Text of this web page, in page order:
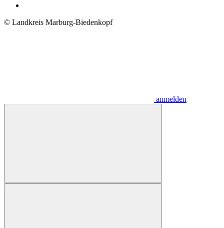
© Landkreis Marburg-Biedenkopf
anmelden